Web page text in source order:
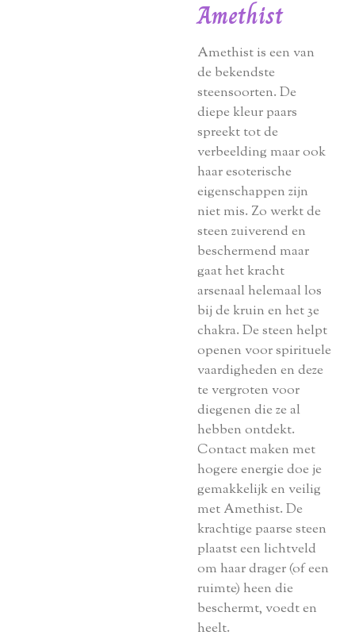
Amethist
Amethist is een van
de bekendste
steensoorten. De
diepe kleur paars
spreekt tot de
verbeelding maar ook
haar esoterische
eigenschappen zijn
niet mis. Zo werkt de
steen zuiverend en
beschermend maar
gaat het kracht
arsenaal helemaal los
bij de kruin en het 3e
chakra. De steen helpt
openen voor spirituele
vaardigheden en deze
te vergroten voor
diegenen die ze al
hebben ontdekt.
Contact maken met
hogere energie doe je
gemakkelijk en veilig
met Amethist. De
krachtige paarse steen
plaatst een lichtveld
om haar drager (of een
ruimte) heen die
beschermt, voedt en
heelt.